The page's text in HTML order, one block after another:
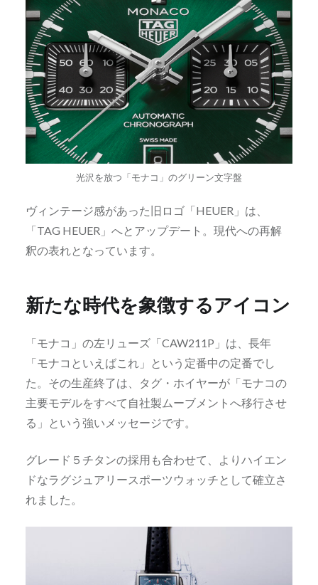
光沢を放つ「モナコ」のグリーン文字盤
ヴィンテージ感があった旧ロゴ「HEUER」は、
「TAG HEUER」へとアップデート。現代への再解
釈の表れとなっています。
新たな時代を象徴するアイコン
「モナコ」の左リューズ「CAW211P」は、長年
「モナコといえばこれ」という定番中の定番でし
た。その生産終了は、タグ・ホイヤーが「モナコの
主要モデルをすべて自社製ムーブメントへ移行させ
る」という強いメッセージです。
グレード５チタンの採用も合わせて、よりハイエン
ドなラグジュアリースポーツウォッチとして確立さ
れました。